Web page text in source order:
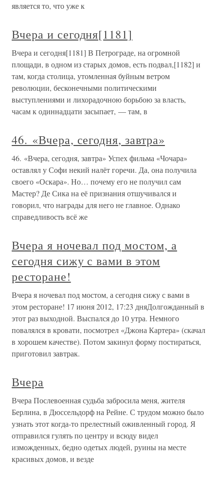
является то, что уже к
Вчера и сегодня[1181]
Вчера и сегодня[1181] В Петрограде, на огромной
площади, в одном из старых домов, есть подвал,[1182] и
там, когда столица, утомленная буйным ветром
революции, бесконечными политическими
выступлениями и лихорадочною борьбою за власть,
часам к одиннадцати засыпает, — там, в
46. «Вчера, сегодня, завтра»
46. «Вчера, сегодня, завтра» Успех фильма «Чочара»
оставлял у Софи некий налёт горечи. Да, она получила
своего «Оскара». Но… почему его не получил сам
Мастер? Де Сика на её признания отшучивался и
говорил, что награды для него не главное. Однако
справедливость всё же
Вчера я ночевал под мостом, а
сегодня сижу с вами в этом
ресторане!
Вчера я ночевал под мостом, а сегодня сижу с вами в
этом ресторане! 17 июня 2012, 17:23 дняДолгожданный в
этот раз выходной. Выспался до 10 утра. Немного
повалялся в кровати, посмотрел «Джона Картера» (скачал
в хорошем качестве). Потом закинул форму постираться,
приготовил завтрак.
Вчера
Вчера Послевоенная судьба забросила меня, жителя
Берлина, в Дюссельдорф на Рейне. С трудом можно было
узнать этот когда-то прелестный оживленный город. Я
отправился гулять по центру и всюду видел
изможденных, бедно одетых людей, руины на месте
красивых домов, и везде